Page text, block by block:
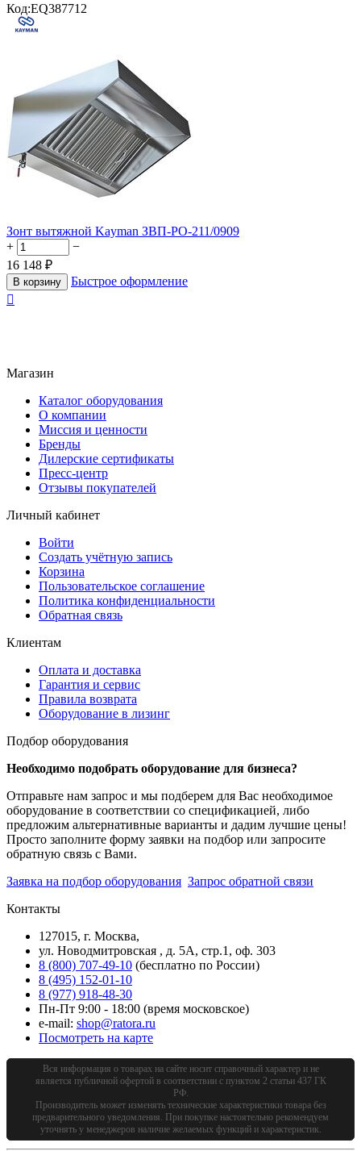
Код:EQ387712
Зонт вытяжной Kayman ЗВП-РО-211/0909
+
−
16 148 ₽
В корзину
Быстрое оформление

Магазин
Каталог оборудования
О компании
Миссия и ценности
Бренды
Дилерские сертификаты
Пресс-центр
Отзывы покупателей
Личный кабинет
Войти
Создать учётную запись
Корзина
Пользовательское соглашение
Политика конфиденциальности
Обратная связь
Клиентам
Оплата и доставка
Гарантия и сервис
Правила возврата
Оборудование в лизинг
Подбор оборудования
Необходимо подобрать оборудование для бизнеса?
Отправьте нам запрос и мы подберем для Вас необходимое
оборудование в соответствии со спецификацией, либо
предложим альтернативные варианты и дадим лучшие цены!
Просто заполните форму заявки на подбор или запросите
обратную связь с Вами.
Заявка на подбор оборудования Запрос обратной связи
Контакты
127015, г. Москва,
ул. Новодмитровская , д. 5А, стр.1, оф. 303
8 (800) 707-49-10 (бесплатно по России)
8 (495) 152-01-10
8 (977) 918-48-30
Пн-Пт 9:00 - 18:00 (время московское)
e-mail: shop@ratora.ru
Посмотреть на карте
Вся информация о товарах на сайте носит справочный характер и не
является публичной офертой в соответствии с пунктом 2 статьи 437 ГК
РФ.
Производитель может изменять технические характеристики товара без
предварительного уведомления. При покупке настоятельно рекомендуем
уточнять у менеджеров наличие желаемых функций и характеристик.